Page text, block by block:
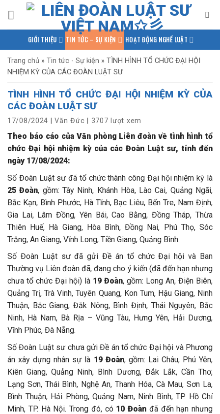
qua
nội
GIỚI THIỆU TIN TỨC – SỰ KIỆN HOẠT ĐỘNG NGHỀ LUẬT
PHÁP LUẬT QUỐC TẾ NGHIÊN CỨU – TRAO ĐỔI
Trang chủ » Tin tức - Sự kiện » TÌNH HÌNH TỔ CHỨC ĐẠI HỘI
NHIỆM KỲ CỦA CÁC ĐOÀN LUẬT SƯ
TÌNH HÌNH TỔ CHỨC ĐẠI HỘI NHIỆM KỲ CỦA
CÁC ĐOÀN LUẬT SƯ
17/08/2024 |Văn Đức 3707 lượt xem
Theo báo cáo của Văn phòng Liên đoàn về tình hình tổ
chức Đại hội nhiệm kỳ của các Đoàn Luật sư, tính đến
ngày 17/08/2024:
Số Đoàn Luật sư đã tổ chức thành công Đại hội nhiệm kỳ là
25 Đoàn, gồm: Tây Ninh, Khánh Hòa, Lào Cai, Quảng Ngãi,
Bắc Kạn, Bình Phước, Hà Tĩnh, Bạc Liêu, Bến Tre, Nam Định,
Gia Lai, Lâm Đồng, Yên Bái, Cao Bằng, Đồng Tháp, Thừa
Thiên Huế, Hà Giang, Hòa Bình, Đồng Nai, Phú Thọ, Sóc
Trăng, An Giang, Vĩnh Long, Tiền Giang, Quảng Bình.
Số Đoàn Luật sư đã gửi Đề án tổ chức Đại hội và Ban
Thường vụ Liên đoàn đã, đang cho ý kiến (đã đến hạn nhưng
chưa tổ chức Đại hội) là 19 Đoàn, gồm: Long An, Điện Biên,
Quảng Trị, Trà Vinh, Tuyên Quang, Kon Tum, Hậu Giang, Ninh
Thuận, Bắc Giang, Đắk Nông, Bình Định, Thái Nguyên, Bắc
Ninh, Hà Nam, Bà Rịa – Vũng Tàu, Hưng Yên, Hải Dương,
Vĩnh Phúc, Đà Nẵng.
Số Đoàn Luật sư chưa gửi Đề án tổ chức Đại hội và Phương
án xây dựng nhân sự là 19 Đoàn, gồm: Lai Châu, Phú Yên,
Kiên Giang, Quảng Ninh, Bình Dương, Đắk Lắk, Cần Thơ,
Lạng Sơn, Thái Bình, Nghệ An, Thanh Hóa, Cà Mau, Sơn La,
Bình Thuận, Hải Phòng, Quảng Nam, Ninh Bình, TP. Hồ Chí
Minh, TP. Hà Nội. Trong đó, có 10 Đoàn đã đến hạn nhưng